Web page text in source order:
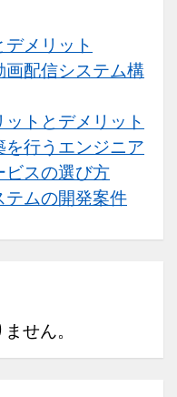
メリット
配信システム構
トとデメリット
行うエンジニア
ビスの選び方
ムの開発案件
せん。